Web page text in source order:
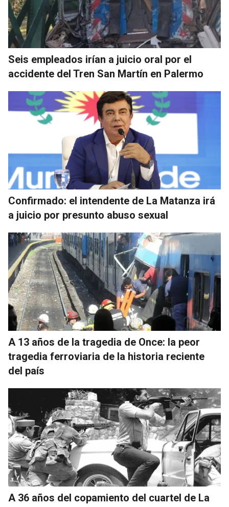
Seis empleados irían a juicio oral por el
accidente del Tren San Martín en Palermo
Confirmado: el intendente de La Matanza irá
a juicio por presunto abuso sexual
A 13 años de la tragedia de Once: la peor
tragedia ferroviaria de la historia reciente
del país
A 36 años del copamiento del cuartel de La